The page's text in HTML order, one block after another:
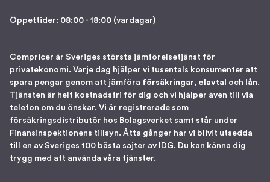
Öppettider: 08:00 - 18:00 (vardagar)
Compricer är Sveriges största jämförelsetjänst för
privatekonomi. Varje dag hjälper vi tusentals konsumenter att
spara pengar genom att jämföra försäkringar, elavtal och lån.
Tjänsten är helt kostnadsfri för dig och vi hjälper även till via
telefon om du önskar. Vi är registrerade som
försäkringsdistributör hos Bolagsverket samt står under
Finansinspektionens tillsyn. Åtta gånger har vi blivit utsedda
till en av Sveriges 100 bästa sajter av IDG. Du kan känna dig
trygg med att använda våra tjänster.